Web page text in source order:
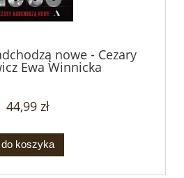
nowe - Cezary
Ewa Winnicka
44,99 zł
do koszyka